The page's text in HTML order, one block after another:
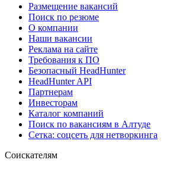
Размещение вакансий
Поиск по резюме
О компании
Наши вакансии
Реклама на сайте
Требования к ПО
Безопасный HeadHunter
HeadHunter API
Партнерам
Инвесторам
Каталог компаний
Поиск по вакансиям в Алтуде
Сетка: соцсеть для нетворкинга
Соискателям